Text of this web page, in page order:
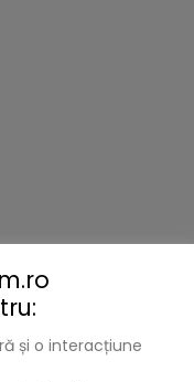
și o interacțiune